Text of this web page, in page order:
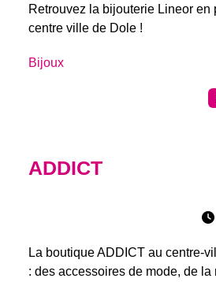
Retrouvez la bijouterie Lineor
centre ville de Dole !
Bijoux
ADDICT
La boutique ADDICT au centre-
: des accessoires de mode, de